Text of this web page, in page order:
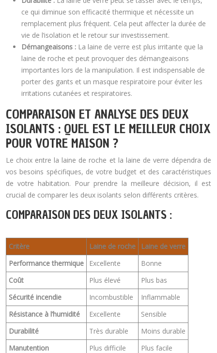
ce qui diminue son efficacité thermique et nécessite un
remplacement plus fréquent. Cela peut affecter la durée de
vie de l’isolation et le retour sur investissement.
Démangeaisons : La laine de verre est plus irritante que la
laine de roche et peut provoquer des démangeaisons
importantes lors de la manipulation. Il est indispensable de
porter des gants et un masque respiratoire pour éviter les
irritations cutanées et respiratoires.
COMPARAISON ET ANALYSE DES DEUX
ISOLANTS : QUEL EST LE MEILLEUR CHOIX
POUR VOTRE MAISON ?
Le choix entre la laine de roche et la laine de verre dépendra de
vos besoins spécifiques, de votre budget et des caractéristiques
de votre habitation. Pour prendre la meilleure décision, il est
crucial de comparer les deux isolants selon différents critères.
COMPARAISON DES DEUX ISOLANTS :
Critère Laine de roche
Laine de verre
Performance thermique
Excellente
Bonne
Coût
Plus élevé
Plus bas
Sécurité incendie
Incombustible
Inflammable
Résistance à l’humidité
Excellente
Sensible
Durabilité
Très durable
Moins durable
Manutention
Plus difficile
Plus facile